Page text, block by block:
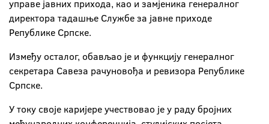
управе јавних прихода, као и замјеника генералног
директора тадашње Службе за јавне приходе
Републике Српске.
Између осталог, обављао је и функцију генералног
секретара Савеза рачуновођа и ревизора Републике
Српске.
У току своје каријере учествовао је у раду бројних